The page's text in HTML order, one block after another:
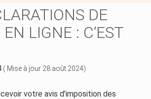
humaines
DE
LIGNE : C’EST
( Mise à jour 28 août 2024)
votre avis d’imposition des